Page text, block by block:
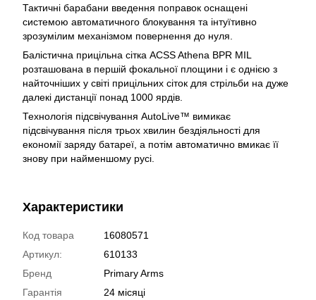
Тактичні барабани введення поправок оснащені
системою автоматичного блокування та інтуїтивно
зрозумілим механізмом повернення до нуля.
Балістична прицільна сітка ACSS Athena BPR MIL
розташована в першій фокальної площини і є однією з
найточніших у світі прицільних сіток для стрільби на дуже
далекі дистанції понад 1000 ярдів.
Технологія підсвічування AutoLive™ вимикає
підсвічування після трьох хвилин бездіяльності для
економії заряду батареї, а потім автоматично вмикає її
знову при найменшому русі.
Характеристики
Код товара
16080571
Артикул:
610133
Бренд
Primary Arms
Гарантія
24 місяці